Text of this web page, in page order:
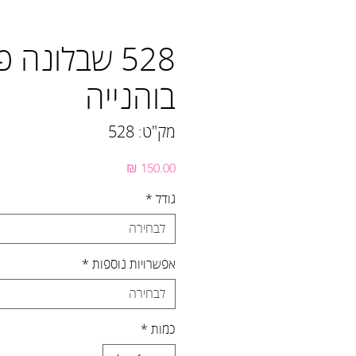
528
בוהנייה
מק"ט: 528
גודל *
לבחירה
אפשרויות נוספות *
לבחירה
כמות *